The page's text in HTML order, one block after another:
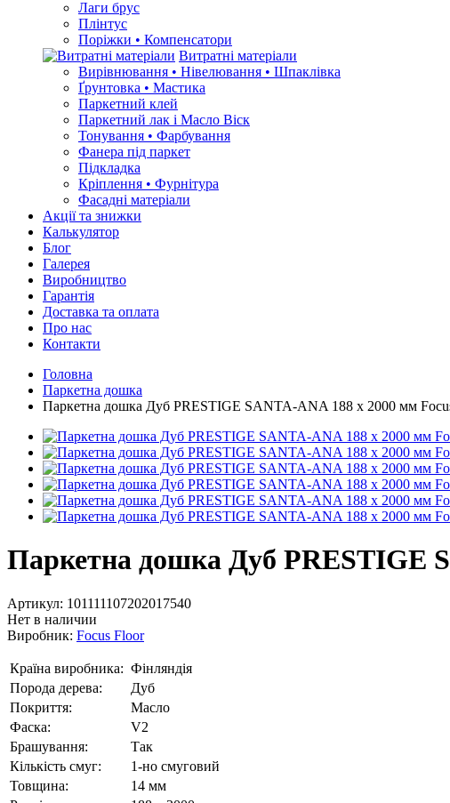
Лаги брус
Плінтус
Поріжки • Компенсатори
Витратні матеріали
Вирівнювання • Нівелювання • Шпаклівка
Ґрунтовкa • Мастика
Паркетний клей
Паркетний лак і Масло Віск
Тонування • Фарбування
Фанера під паркет
Підкладка
Кріплення • Фурнітура
Фасадні матеріали
Акції та знижки
Калькулятор
Блог
Галерея
Виробництво
Гарантія
Доставка та оплата
Про нас
Контакти
Головна
Паркетна дошка
Паркетна дошка Дуб PRESTIGE SANTA-ANA 188 х 2000 мм
Паркетна дошка Дуб PRESTIGE
Артикул: 101111107202017540
Нет в наличии
Виробник: Focus Floor
Країна виробника: Фінляндія
Порода дерева:
Дуб
Покриття:
Масло
Фаска:
V2
Брашування:
Так
Кількість смуг:
1-но смуговий
Товщина:
14 мм